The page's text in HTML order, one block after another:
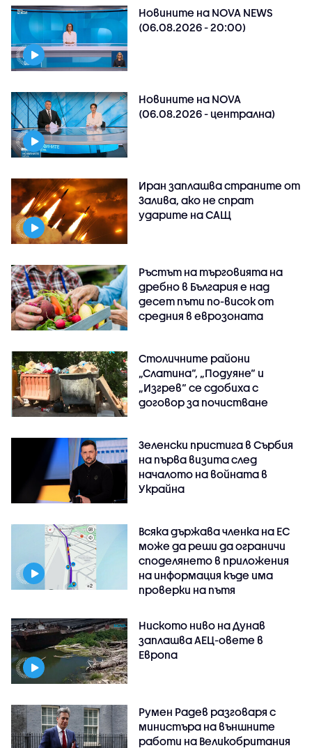
Новините на NOVA NEWS
(06.08.2026 - 20:00)
Новините на NOVA
(06.08.2026 - централна)
Иран заплашва страните от
Залива, ако не спрат
ударите на САЩ
Ръстът на търговията на
дребно в България е над
десет пъти по-висок от
средния в еврозоната
Столичните райони
„Слатина“, „Подуяне“ и
„Изгрев“ се сдобиха с
договор за почистване
Зеленски пристига в Сърбия
на първа визита след
началото на войната в
Украйна
Всяка държава членка на ЕС
може да реши да ограничи
споделянето в приложения
на информация къде има
проверки на пътя
Ниското ниво на Дунав
заплашва АЕЦ-овете в
Европа
Румен Радев разговаря с
министъра на външните
работи на Великобритания